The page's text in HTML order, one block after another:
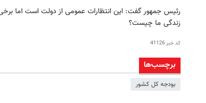
رئیس جمهور گفت: این انتظارات عمومی از دولت است اما
زندگی ما چیست؟
کد خبر41126
برچسب‌ها
بودجه کل کشور